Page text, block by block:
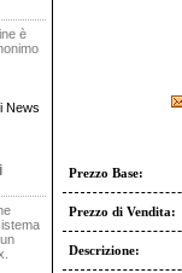
è
News
Prezzo Base:
Prezzo di Vendita:
Descrizione: